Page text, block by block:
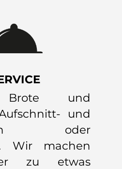
Brote und
und
oder
Wir machen
zu etwas